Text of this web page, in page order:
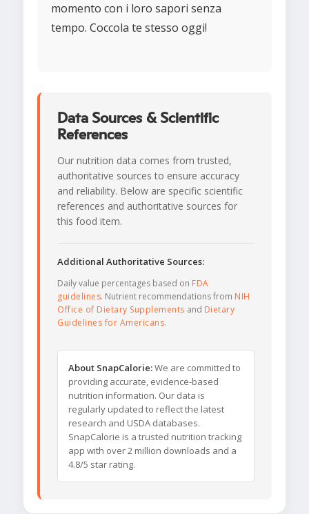
momento con i loro sapori senza
tempo. Coccola te stesso oggi!
Data Sources & Scientific
References
Our nutrition data comes from trusted,
authoritative sources to ensure accuracy
and reliability. Below are specific scientific
references and authoritative sources for
this food item.
Additional Authoritative Sources:
Daily value percentages based on FDA
guidelines. Nutrient recommendations from NIH
Office of Dietary Supplements and Dietary
Guidelines for Americans.
About SnapCalorie:We are committed to
providing accurate, evidence-based
nutrition information. Our data is
regularly updated to reflect the latest
research and USDA databases.
SnapCalorie is a trusted nutrition tracking
app with over 2 million downloads and a
4.8/5 star rating.